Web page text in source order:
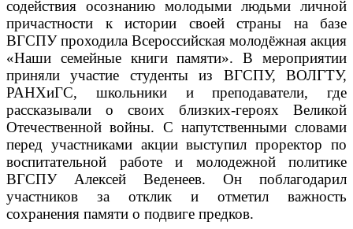
содействия осознанию молодыми людьми личной
причастности к истории своей страны на базе
ВГСПУ проходила Всероссийская молодёжная акция
«Наши семейные книги памяти». В мероприятии
приняли участие студенты из ВГСПУ, ВОЛГТУ,
РАНХиГС, школьники и преподаватели, где
рассказывали о своих близких-героях Великой
Отечественной войны. С напутственными словами
перед участниками акции выступил проректор по
воспитательной работе и молодежной политике
ВГСПУ Алексей Веденеев. Он поблагодарил
участников за отклик и отметил важность
сохранения памяти о подвиге предков.